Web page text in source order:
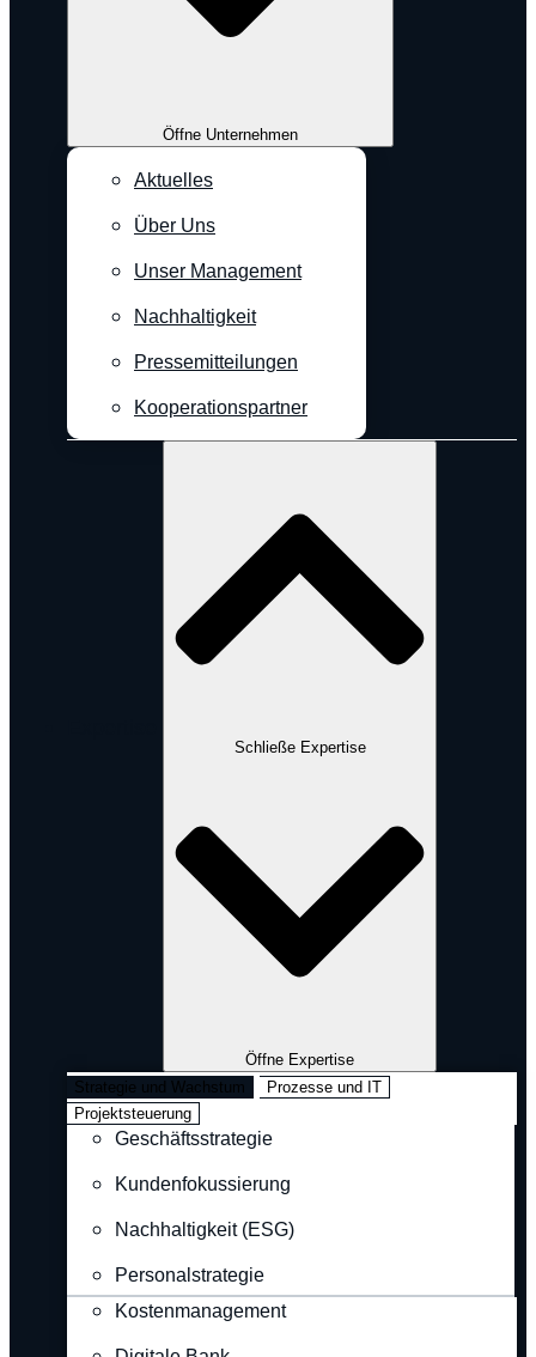
Öffne Unternehmen
Aktuelles
Über Uns
Unser Management
Nachhaltigkeit
Pressemitteilungen
Kooperationspartner
Schließe Expertise
Öffne Expertise
Strategie und Wachstum
Prozesse und IT
Projektsteuerung
Geschäftsstrategie
Kundenfokussierung
Nachhaltigkeit (ESG)
Personalstrategie
Kostenmanagement